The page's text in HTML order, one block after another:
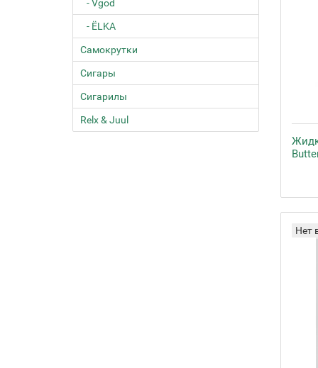
- Vgod
- ЁLKA
Самокрутки
Сигары
Сигарилы
Relx & Juul
Нет